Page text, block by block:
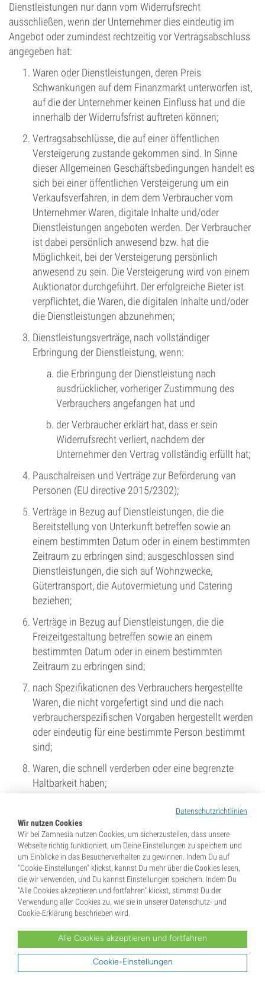
Dienstleistungen nur dann vom Widerrufsrecht
ausschließen, wenn der Unternehmer dies eindeutig im
Angebot oder zumindest rechtzeitig vor Vertragsabschluss
angegeben hat:
Waren oder Dienstleistungen, deren Preis
Schwankungen auf dem Finanzmarkt unterworfen ist,
auf die der Unternehmer keinen Einfluss hat und die
innerhalb der Widerrufsfrist auftreten können;
Vertragsabschlüsse, die auf einer öffentlichen
Versteigerung zustande gekommen sind. In Sinne
dieser Allgemeinen Geschäftsbedingungen handelt es
sich bei einer öffentlichen Versteigerung um ein
Verkaufsverfahren, in dem dem Verbraucher vom
Unternehmer Waren, digitale Inhalte und/oder
Dienstleistungen angeboten werden. Der Verbraucher
ist dabei persönlich anwesend bzw. hat die
Möglichkeit, bei der Versteigerung persönlich
anwesend zu sein. Die Versteigerung wird von einem
Auktionator durchgeführt. Der erfolgreiche Bieter ist
verpflichtet, die Waren, die digitalen Inhalte und/oder
die Dienstleistungen abzunehmen;
Dienstleistungsverträge, nach vollständiger
Erbringung der Dienstleistung, wenn:
die Erbringung der Dienstleistung nach
ausdrücklicher, vorheriger Zustimmung des
Verbrauchers angefangen hat und
der Verbraucher erklärt hat, dass er sein
Widerrufsrecht verliert, nachdem der
Unternehmer den Vertrag vollständig erfüllt hat;
Pauschalreisen und Verträge zur Beförderung van
Personen (EU directive 2015/2302);
Verträge in Bezug auf Dienstleistungen, die die
Bereitstellung von Unterkunft betreffen sowie an
einem bestimmten Datum oder in einem bestimmten
Zeitraum zu erbringen sind; ausgeschlossen sind
Dienstleistungen, die sich auf Wohnzwecke,
Gütertransport, die Autovermietung und Catering
beziehen;
Verträge in Bezug auf Dienstleistungen, die die
Freizeitgestaltung betreffen sowie an einem
bestimmten Datum oder in einem bestimmten
Zeitraum zu erbringen sind;
nach Spezifikationen des Verbrauchers hergestellte
Waren, die nicht vorgefertigt sind und die nach
verbraucherspezifischen Vorgaben hergestellt werden
oder eindeutig für eine bestimmte Person bestimmt
sind;
Waren, die schnell verderben oder eine begrenzte
Haltbarkeit haben;
Gesundheitsschutzes oder der Hygiene nicht geeignet
sind, zurückgesandt zu werden und deren
Versiegelung nach der Lieferung aufgebrochen ist;
Waren, die nach der Lieferung aufgrund ihrer Art
untrennbar mit anderen Waren vermischt sind;
Alkoholische Getränke, deren Preis beim
Vertragsabschluss vereinbart wurde, aber deren
Lieferung erst nach einer Frist von 30 Tagen erfolgen
kann und deren tatsächlicher Wert Schwankungen auf
dem Markt unterworfen ist, auf die der Unternehmer
Datenschutzrichtlinien
Wir nutzen Cookies
Wir bei Zamnesia nutzen Cookies, um sicherzustellen, dass unsere
Webseite richtig funktioniert, um Deine Einstellungen zu speichern und
um Einblicke in das Besucherverhalten zu gewinnen. Indem Du auf
"Cookie-Einstellungen" klickst, kannst Du mehr über die Cookies lesen,
die wir verwenden, und Du kannst Einstellungen speichern. Indem Du
"Alle Cookies akzeptieren und fortfahren" klickst, stimmst Du der
Verwendung aller Cookies zu, wie sie in unserer Datenschutz- und
Cookie-Erklärung beschrieben wird.
Alle Cookies akzeptieren und fortfahren
Cookie-Einstellungen